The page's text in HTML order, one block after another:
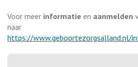
Voor meer informatie en aanmelden
naar
https://www.geboortezorgsalland.nl/